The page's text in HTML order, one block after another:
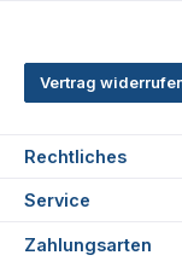
Vertrag
Rechtliches
Service
Zahlungsarten